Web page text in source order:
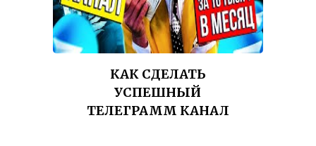
КАК СДЕЛАТЬ
УСПЕШНЫЙ
ТЕЛЕГРАММ КАНАЛ